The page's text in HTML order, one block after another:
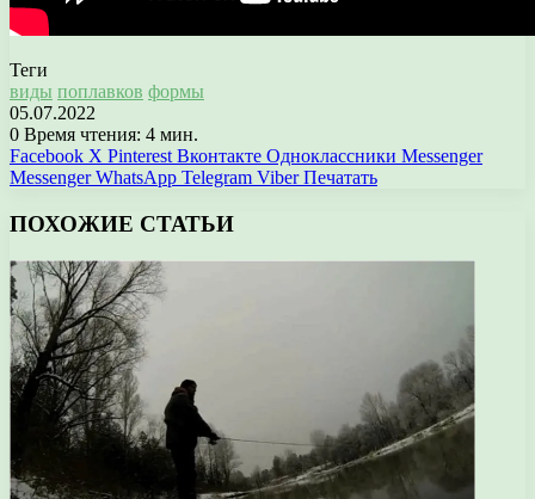
Теги
виды поплавков формы
05.07.2022
0 Время чтения: 4 мин.
Facebook X Pinterest Вконтакте Одноклассники Messenger
Messenger WhatsApp Telegram Viber Печатать
ПОХОЖИЕ СТАТЬИ